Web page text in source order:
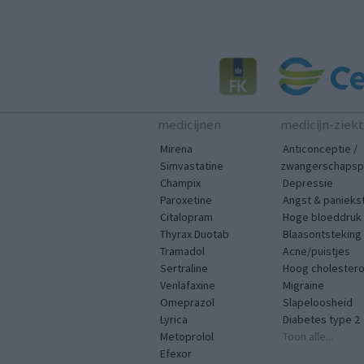
medicijnen
Mirena
Simvastatine
Champix
Paroxetine
Citalopram
Thyrax Duotab
Tramadol
Sertraline
Venlafaxine
Omeprazol
Lyrica
Metoprolol
Efexor
medicijn-
Anticonceptie /
Depressie
Angst &
Hoge bloeddruk
Blaasontsteking
Acne/puistjes
Hoog
Migraine
Slapeloosheid
Diabetes type 2
Toon alle...